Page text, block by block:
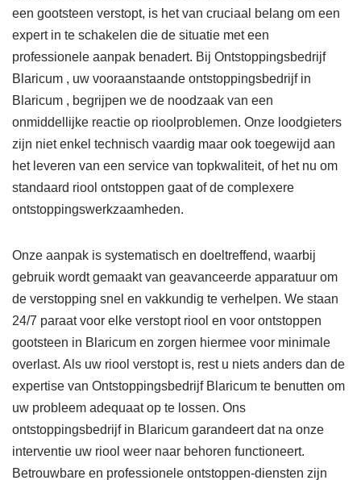
een gootsteen verstopt, is het van cruciaal belang om een
expert in te schakelen die de situatie met een
professionele aanpak benadert. Bij Ontstoppingsbedrijf
Blaricum , uw vooraanstaande ontstoppingsbedrijf in
Blaricum , begrijpen we de noodzaak van een
onmiddellijke reactie op rioolproblemen. Onze loodgieters
zijn niet enkel technisch vaardig maar ook toegewijd aan
het leveren van een service van topkwaliteit, of het nu om
standaard riool ontstoppen gaat of de complexere
ontstoppingswerkzaamheden.
Onze aanpak is systematisch en doeltreffend, waarbij
gebruik wordt gemaakt van geavanceerde apparatuur om
de verstopping snel en vakkundig te verhelpen. We staan
24/7 paraat voor elke verstopt riool en voor ontstoppen
gootsteen in Blaricum en zorgen hiermee voor minimale
overlast. Als uw riool verstopt is, rest u niets anders dan de
expertise van Ontstoppingsbedrijf Blaricum te benutten om
uw probleem adequaat op te lossen. Ons
ontstoppingsbedrijf in Blaricum garandeert dat na onze
interventie uw riool weer naar behoren functioneert.
Betrouwbare en professionele ontstoppen-diensten zijn